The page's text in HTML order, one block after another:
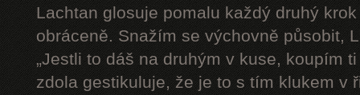
Lachtan glosuje pomalu každý druhý
obráceně. Snažím se výchovně působit,
„Jestli to dáš na druhým v kuse, koupím
zdola gestikuluje, že je to s tím klukem v